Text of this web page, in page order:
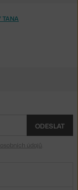
TANA
ODESLAT
údajů